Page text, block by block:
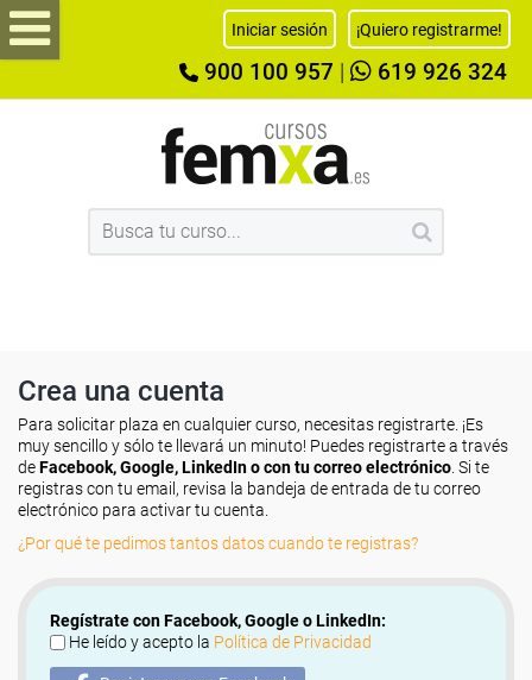
Iniciar sesión ¡Quiero registrarme!
900 100 957 619 926 324
Crea una cuenta
Para solicitar plaza en cualquier curso, necesitas registrarte. ¡Es
muy sencillo y sólo te llevará un minuto! Puedes registrarte a través
deFacebook, Google, LinkedIn o con tu correo electrónico . Si te
registras con tu email, revisa la bandeja de entrada de tu correo
electrónico para activar tu cuenta.
¿Por qué te pedimos tantos datos cuando te registras?
Regístrate con Facebook, Google o LinkedIn:
He leído y acepto la Política de Privacidad